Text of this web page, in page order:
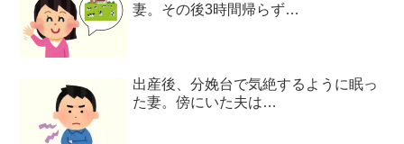
妻。その後3時間帰らず…
出産後、分娩台で気絶するように眠っ
た妻。傍にいた夫は…